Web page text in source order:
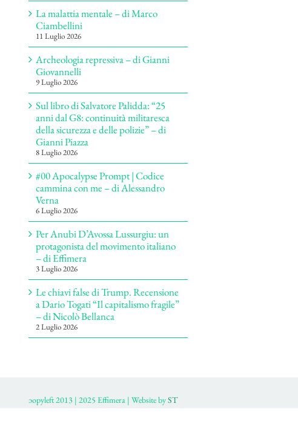
La malattia mentale – di Marco
Ciambellini
11 Luglio 2026
Archeologia repressiva – di Gianni
Giovannelli
9 Luglio 2026
Sul libro di Salvatore Palidda: “25
anni dal G8: continuità militaresca
della sicurezza e delle polizie” – di
Gianni Piazza
8 Luglio 2026
#00 Apocalypse Prompt | Codice
cammina con me – di Alessandro
Verna
6 Luglio 2026
Per Anubi D’Avossa Lussurgiu: un
protagonista del movimento italiano
– di Effimera
3 Luglio 2026
Le chiavi false di Trump. Recensione
a Dario Togati “Il capitalismo fragile”
– di Nicolò Bellanca
2 Luglio 2026
ɔopyleft 2013 | 2025 Effimera | Website byST